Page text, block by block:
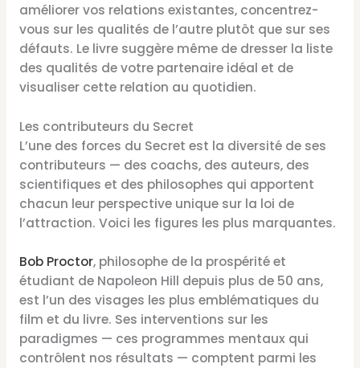
améliorer vos relations existantes, concentrez-
vous sur les qualités de l’autre plutôt que sur ses
défauts. Le livre suggère même de dresser la liste
des qualités de votre partenaire idéal et de
visualiser cette relation au quotidien.
Les contributeurs du Secret
L’une des forces du Secret est la diversité de ses
contributeurs — des coachs, des auteurs, des
scientifiques et des philosophes qui apportent
chacun leur perspective unique sur la loi de
l’attraction. Voici les figures les plus marquantes.
Bob Proctor, philosophe de la prospérité et
étudiant de Napoleon Hill depuis plus de 50 ans,
est l’un des visages les plus emblématiques du
film et du livre. Ses interventions sur les
paradigmes — ces programmes mentaux qui
contrôlent nos résultats — comptent parmi les